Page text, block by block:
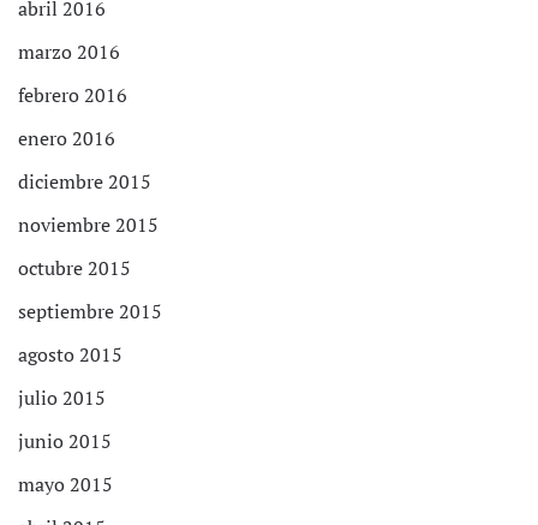
abril 2016
marzo 2016
febrero 2016
enero 2016
diciembre 2015
noviembre 2015
octubre 2015
septiembre 2015
agosto 2015
julio 2015
junio 2015
mayo 2015